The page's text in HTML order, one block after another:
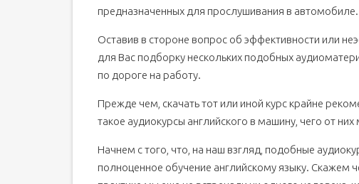
предназначенных для прослушивания в автомобиле.
Оставив в стороне вопрос об эффективности или
для Вас подборку нескольких подобных
по дороге на работу.
Прежде чем, скачать тот или иной курс крайне
такое аудиокурсы английского в машину, чего от
Начнем с того, что, на наш взгляд, подобные
полноценное обучение английскому языку. Скажем